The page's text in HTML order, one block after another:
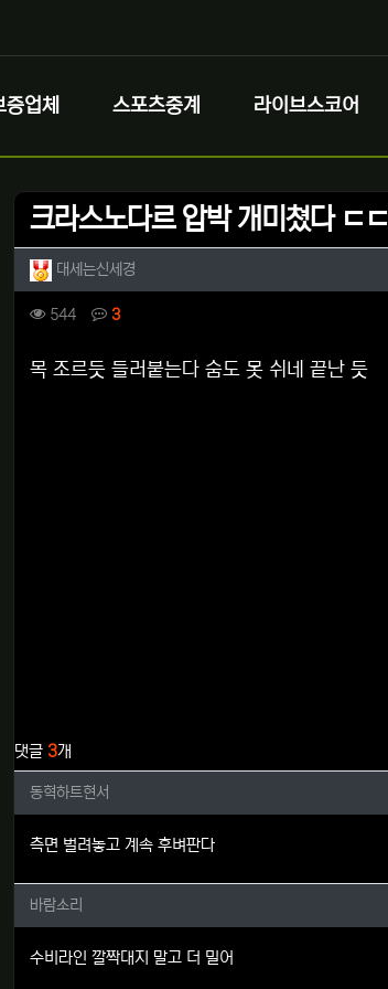
업체 스포츠중계 라이브스코어
크라스노다르 압박 개미쳤다 ㄷㄷ
작성자 정보
대세는신세경
컨텐츠 정보
544조회 3댓글
본문
목 조르듯 들러붙는다 숨도 못 쉬네 끝난 듯
댓글 3개
동혁하트현서님의 댓글
동혁하트현서
측면 벌려놓고 계속 후벼판다
바람소리님의 댓글
바람소리
수비라인 깔짝대지 말고 더 밀어